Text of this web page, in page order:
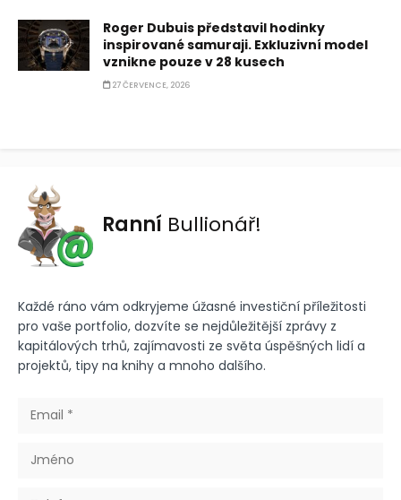
Roger Dubuis představil hodinky
inspirované samuraji. Exkluzivní model
vznikne pouze v 28 kusech
27 ČERVENCE, 2026
Ranní Bullionář!
Každé ráno vám odkryjeme úžasné investiční příležitosti
pro vaše portfolio, dozvíte se nejdůležitější zprávy z
kapitálových trhů, zajímavosti ze světa úspěšných lidí a
projektů, tipy na knihy a mnoho dalšího.